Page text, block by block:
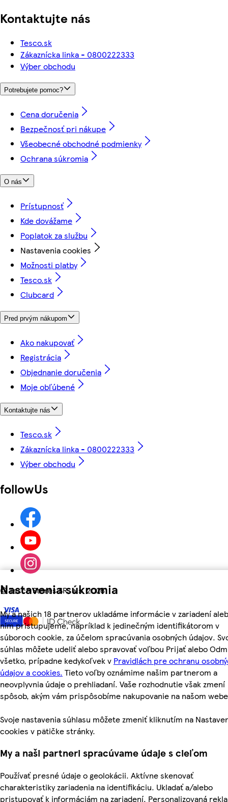
Nastavenia súkromia
My a našich 18 partnerov ukladáme informácie v zariadení
nim pristupujeme, napríklad k jedinečným identifikátorom v
súboroch cookie, za účelom spracúvania osobných údajov.
súhlas môžete udeliť alebo spravovať voľbou Prijať alebo
všetko, prípadne kedykoľvek v Pravidlách pre ochranu
údajov a cookies. Tieto voľby oznámime našim partnerom a
neovplyvnia údaje o prehliadaní. Vaše rozhodnutie však zmení
spôsob, akým vám prispôsobíme nakupovanie na našom
Svoje nastavenia súhlasu môžete zmeniť kliknutím na
cookies v pätičke stránky.
My a naši partneri spracúvame údaje s cieľom
Používať presné údaje o geolokácii. Aktívne skenovať
charakteristiky zariadenia na identifikáciu. Ukladať a/alebo
pristupovať k informáciám na zariadení. Personalizovaná
Kontaktujte nás
Tesco.sk
Zákaznícka linka - 0800222333
Výber obchodu
Potrebujete pomoc?
Cena doručenia
Bezpečnosť pri nákupe
Všeobecné obchodné podmienky
Ochrana súkromia
O nás
Prístupnosť
Kde dovážame
Poplatok za službu
Nastavenia cookies
Možnosti platby
Tesco.sk
Clubcard
Pred prvým nákupom
Ako nakupovať
Registrácia
Objednanie doručenia
Moje obľúbené
Kontaktujte nás
Tesco.sk
Zákaznícka linka - 0800222333
Výber obchodu
followUs
©Tesco Stores SR, a.s. 2026